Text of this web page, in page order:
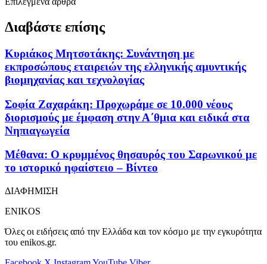
Διαβάστε επίσης
Κυριάκος Μητσοτάκης: Συνάντηση με
εκπροσώπους εταιρειών της ελληνικής αμυντικής
βιομηχανίας και τεχνολογίας
Σοφία Ζαχαράκη: Προχωράμε σε 10.000 νέους
διορισμούς με έμφαση στην Α΄θμια και ειδικά στα
Νηπιαγωγεία
Μέθανα: Ο κρυμμένος θησαυρός του Σαρωνικού με
το ιστορικό ηφαίστειο – Βίντεο
ΔΙΑΦΗΜΙΣΗ
ENIKOS
Όλες οι ειδήσεις από την Ελλάδα και τον κόσμο με την εγκυρότητα
του enikos.gr.